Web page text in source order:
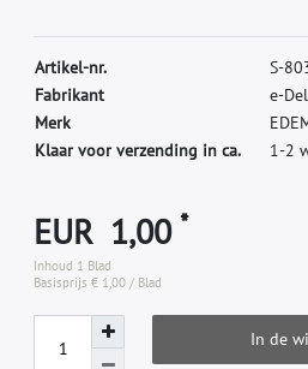
Artikel-nr. S-80
Fabrikant e-Del
Merk EDE
Klaar voor verzending in ca.
1-2
EUR 1,00*
Inhoud 1 Blad
Basisprijs€ 1,00 / Blad
In de